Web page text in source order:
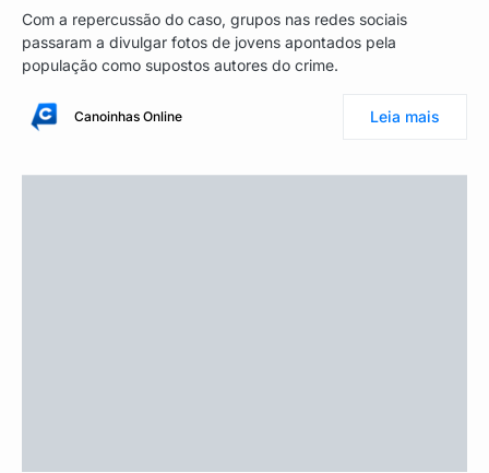
Com a repercussão do caso, grupos nas redes sociais
passaram a divulgar fotos de jovens apontados pela
população como supostos autores do crime.
Canoinhas Online Leia mais